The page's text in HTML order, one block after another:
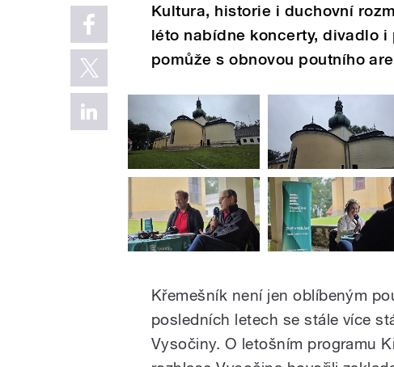
Kultura, historie i duchovní
léto nabídne koncerty, divadlo
pomůže s obnovou poutního
Křemešník není jen oblíbeným
posledních letech se stále více
Vysočiny. O letošním programu